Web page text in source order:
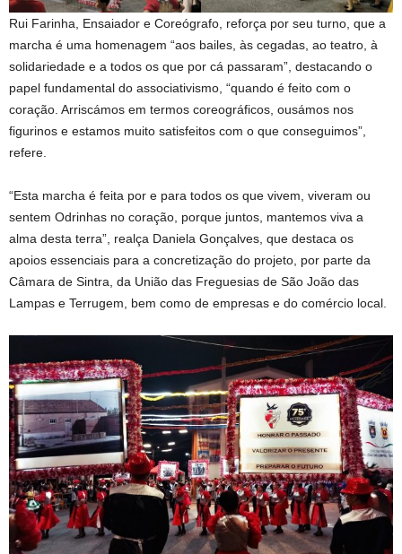
Rui Farinha, Ensaiador e Coreógrafo, reforça por seu turno, que a
marcha é uma homenagem “aos bailes, às cegadas, ao teatro, à
solidariedade e a todos os que por cá passaram”, destacando o
papel fundamental do associativismo, “quando é feito com o
coração. Arriscámos em termos coreográficos, ousámos nos
figurinos e estamos muito satisfeitos com o que conseguimos”,
refere.
“Esta marcha é feita por e para todos os que vivem, viveram ou
sentem Odrinhas no coração, porque juntos, mantemos viva a
alma desta terra”, realça Daniela Gonçalves, que destaca os
apoios essenciais para a concretização do projeto, por parte da
Câmara de Sintra, da União das Freguesias de São João das
Lampas e Terrugem, bem como de empresas e do comércio local.